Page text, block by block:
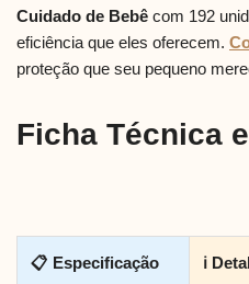
Cuidado de Bebê com 192
eficiência que eles oferecem.
proteção que seu pequeno
Ficha Técnica
📋 Especificação ℹ